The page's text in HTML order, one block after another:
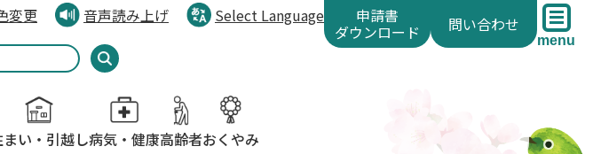
変更 音声読み上げ
Select Language
申請書
ダウンロード 問い合わせ
menu
い・引越し病気・健康高齢者おくやみ